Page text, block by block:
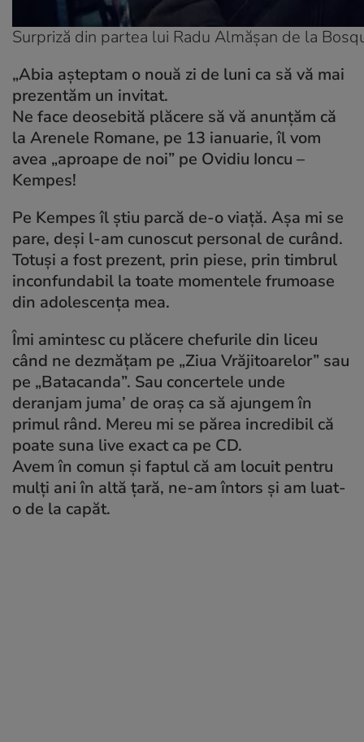
Surpriză din partea lui Radu Almășan de la
„Abia așteptam o nouă zi de luni ca să vă mai
prezentăm un invitat.
Ne face deosebită plăcere să vă anunțăm că
la Arenele Romane, pe 13 ianuarie, îl vom
avea „aproape de noi” pe Ovidiu Ioncu –
Kempes!
Pe Kempes îl știu parcă de-o viață. Așa mi se
pare, deși l-am cunoscut personal de curând.
Totuși a fost prezent, prin piese, prin timbrul
inconfundabil la toate momentele frumoase
din adolescența mea.
Îmi amintesc cu plăcere chefurile din liceu
când ne dezmățam pe „Ziua Vrăjitoarelor” sau
pe „Batacanda”. Sau concertele unde
deranjam juma’ de oraș ca să ajungem în
primul rând. Mereu mi se părea incredibil că
poate suna live exact ca pe CD.
Avem în comun și faptul că am locuit pentru
mulți ani în altă țară, ne-am întors și am luat-
o de la capăt.